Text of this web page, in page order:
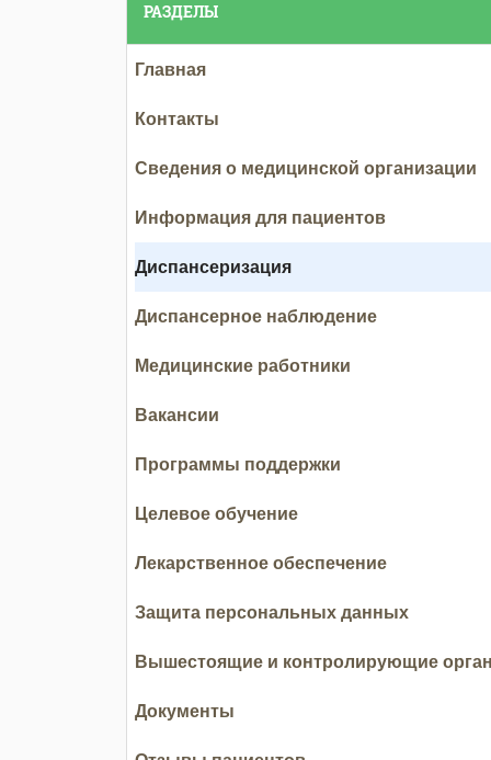
РАЗДЕЛЫ
Главная
Контакты
Сведения о медицинской организации
Информация для пациентов
Диспансеризация
Диспансерное наблюдение
Медицинские работники
Вакансии
Программы поддержки
Целевое обучение
Лекарственное обеспечение
Защита персональных данных
Вышестоящие и контролирующие
Документы